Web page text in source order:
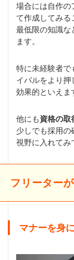
場合には自作の
て作成してみる
最低限の知識な
ます。
特に未経験者で
イバルをより押
効果的といえま
他にも資格の取
少しでも採用の
視野に入れてみ
フリーター
マナーを身